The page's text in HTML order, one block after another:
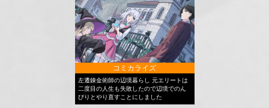
コミカライズ
左遷錬金術師の辺境暮らし 元エリートは
二度目の人生も失敗したので辺境でのん
びりとやり直すことにしました